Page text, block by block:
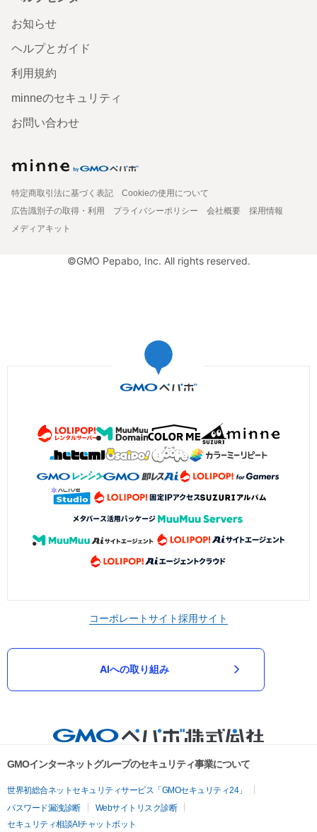
お知らせ
ヘルプとガイド
利用規約
minneのセキュリティ
お問い合わせ
特定商取引法に基づく表記
Cookieの使用について
広告識別子の取得・利用
プライバシーポリシー 会社概要
採用情報
メディアキット
©GMO Pepabo, Inc. All rights reserved.
コーポレートサイト採用サイト
AIへの取り組み
GMOインターネットグループのセキュリティ事業について
世界初総合ネットセキュリティサービス「GMOセキュリティ24」
パスワード漏洩診断
Webサイトリスク診断
セキュリティ相談AIチャットボット